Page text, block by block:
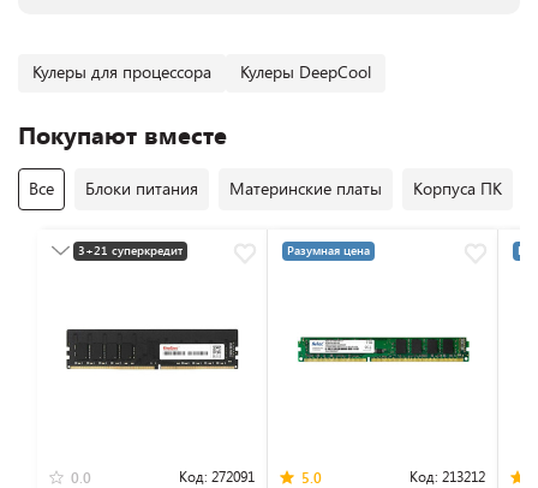
Кулеры для процессора Кулеры DeepCool
Покупают вместе
Все Блоки питания Материнские платы Корпуса ПК
3+21 суперкредит
0.0 Код: 272091
Разумная цена
5.0 Код: 213212